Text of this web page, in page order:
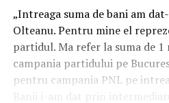
„Intreaga suma de bani am
Olteanu. Pentru mine el
partidul. Ma refer la suma de
campania partidului pe
pentru campania PNL pe